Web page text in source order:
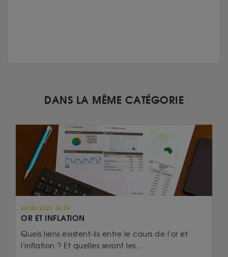
DANS LA MÊME CATÉGORIE
20/05/2021 14:19
OR ET INFLATION
Quels liens existent-ils entre le cours de l'or et
l'inflation ? Et quelles seront les...